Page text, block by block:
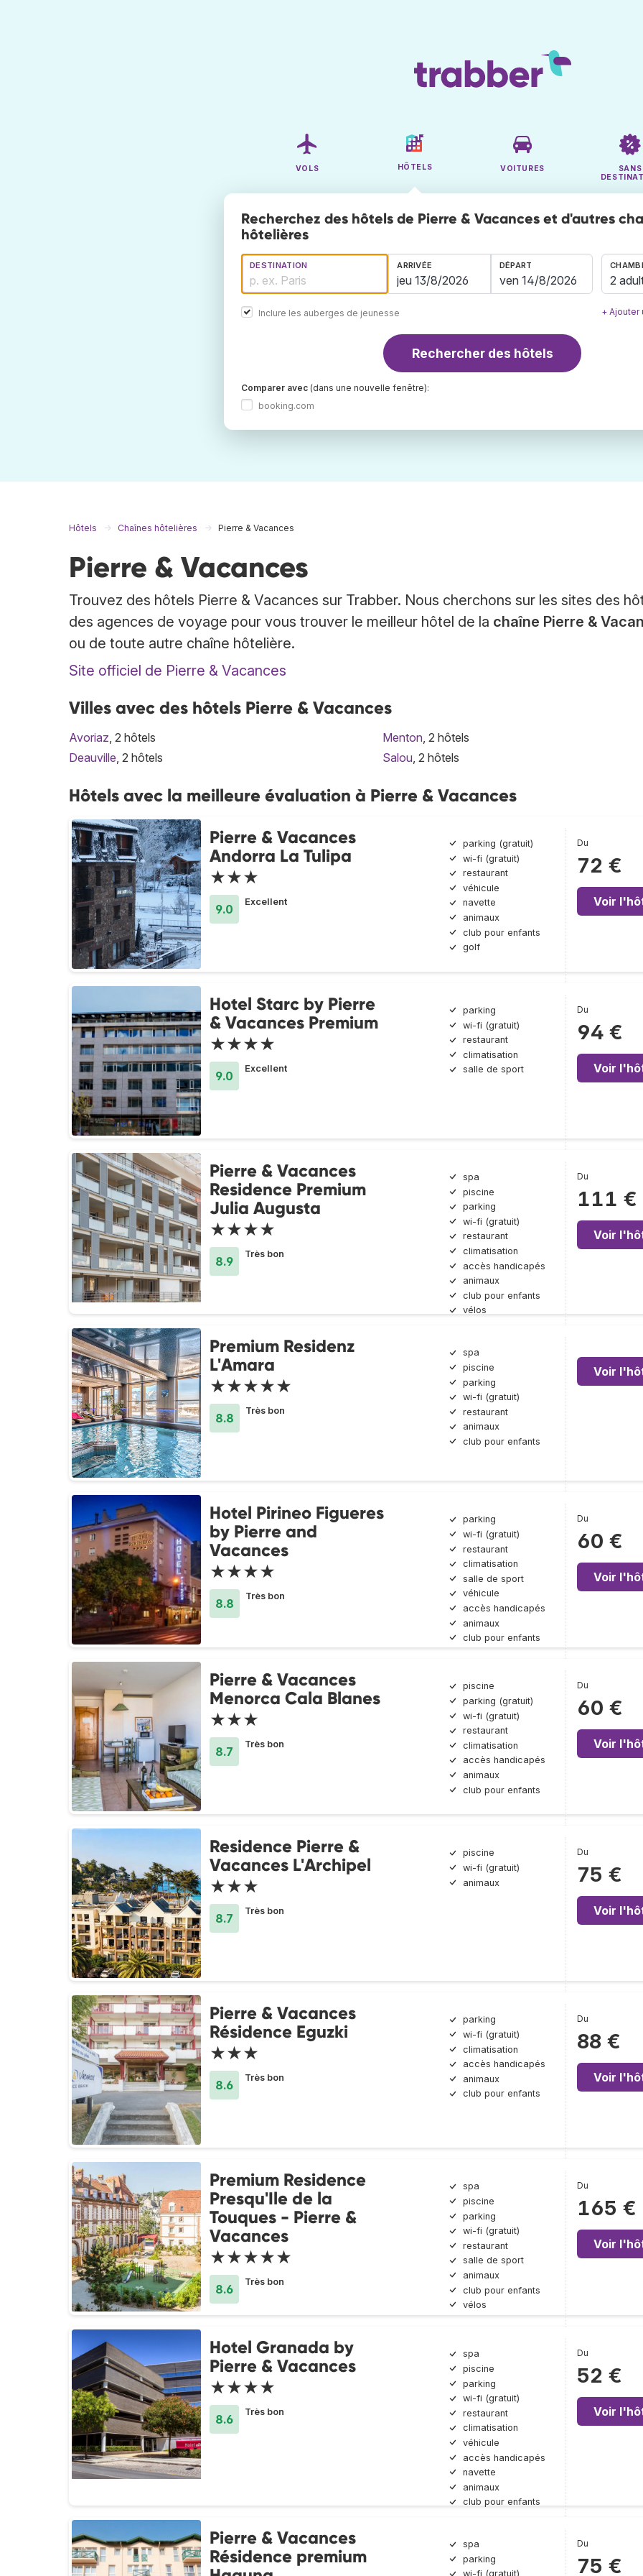
VOLS HÔTELS VOITURES
SANS
Recherchez des hôtels de Pierre & Vacances et d'autres
hôtelières
DESTINATION
Inclure les auberges de jeunesse
ARRIVÉE DÉPART
2
+ Ajouter
Rechercher des hôtels
Comparer avec (dans une nouvelle fenêtre):
booking.com
Hôtels Chaînes hôtelières Pierre & Vacances
Pierre & Vacances
Trouvez des hôtels Pierre & Vacances sur Trabber. Nous cherchons sur les sites des
des agences de voyage pour vous trouver le meilleur hôtel de la chaîne Pierre &
ou de toute autre chaîne hôtelière.
Site officiel de Pierre & Vacances
Villes avec des hôtels Pierre & Vacances
Avoriaz, 2 hôtels
Deauville, 2 hôtels
Menton, 2 hôtels
Salou, 2 hôtels
Hôtels avec la meilleure évaluation à Pierre & Vacances
Pierre & Vacances
Andorra La Tulipa
★★★
9.0
Excellent
parking (gratuit)
wi-fi (gratuit)
restaurant
véhicule
navette
animaux
club pour enfants
golf
Du
72 €
Voir
Hotel Starc by Pierre
& Vacances Premium
★★★★
9.0
Excellent
parking
wi-fi (gratuit)
restaurant
climatisation
salle de sport
Du
94 €
Voir
Pierre & Vacances
Residence Premium
Julia Augusta
★★★★
8.9
Très bon
spa
piscine
parking
wi-fi (gratuit)
restaurant
climatisation
accès handicapés
animaux
club pour enfants
vélos
Du
111 €
Voir
Premium Residenz
L'Amara
★★★★★
8.8
Très bon
spa
piscine
parking
wi-fi (gratuit)
restaurant
animaux
club pour enfants
Voir
Hotel Pirineo Figueres
by Pierre and
Vacances
★★★★
8.8
Très bon
parking
wi-fi (gratuit)
restaurant
climatisation
salle de sport
véhicule
accès handicapés
animaux
club pour enfants
Du
60 €
Voir
Pierre & Vacances
Menorca Cala Blanes
★★★
8.7
Très bon
piscine
parking (gratuit)
wi-fi (gratuit)
restaurant
climatisation
accès handicapés
animaux
club pour enfants
Du
60 €
Voir
Residence Pierre &
Vacances L'Archipel
★★★
8.7
Très bon
piscine
wi-fi (gratuit)
animaux
Du
75 €
Voir
Pierre & Vacances
Résidence Eguzki
★★★
8.6
Très bon
parking
wi-fi (gratuit)
climatisation
accès handicapés
animaux
club pour enfants
Du
88 €
Voir
Premium Residence
Presqu'Ile de la
Touques - Pierre &
Vacances
★★★★★
8.6
Très bon
spa
piscine
parking
wi-fi (gratuit)
restaurant
salle de sport
animaux
club pour enfants
vélos
Du
165 €
Voir
Hotel Granada by
Pierre & Vacances
★★★★
8.6
Très bon
spa
piscine
parking
wi-fi (gratuit)
restaurant
climatisation
véhicule
accès handicapés
navette
animaux
club pour enfants
Du
52 €
Voir
Pierre & Vacances
Résidence premium
spa
parking
wi-fi (gratuit)
Du
75 €